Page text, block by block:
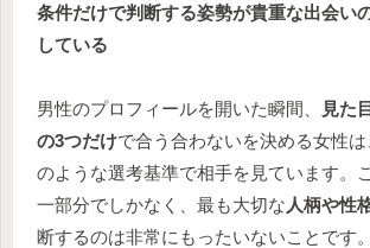
条件だけで判断する姿勢が貴重な出会い
している
男性のプロフィールを開いた瞬間、
見た
の3つだけで合う合わないを決める女性
のような選考基準で相手を見ています。
一部分でしかなく、最も大切な 人柄や性
断するのは非常にもったいないことです。